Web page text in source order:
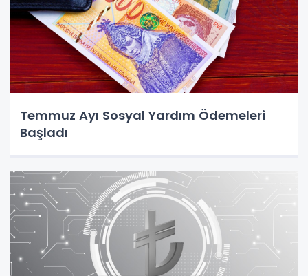
Temmuz Ayı Sosyal Yardım Ödemeleri
Başladı